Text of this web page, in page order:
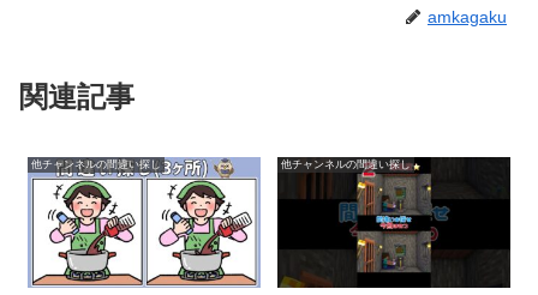
amkagaku
関連記事
他チャンネルの間違い探し 他チャンネルの間違い探し